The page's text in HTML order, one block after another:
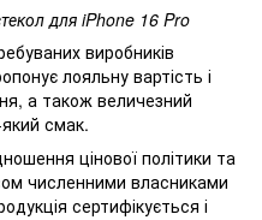
для iPhone 16 Pro
виробників
лояльну вартість і
а також величезний
смак.
цінової політики та
численними власниками
сертифікується і